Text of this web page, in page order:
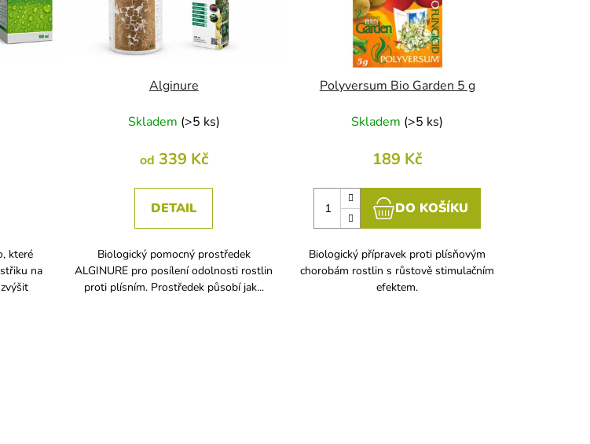
které
na
Alginure
Skladem (>5 ks)
od 339 Kč
DETAIL
Biologický pomocný prostředek
ALGINURE pro posílení odolnosti rostlin
proti plísním. Prostředek působí jak...
Polyversum Bio Garden 5 g
Skladem (>5 ks)
189 Kč
DO KOŠÍKU
Biologický přípravek proti plísňovým
chorobám rostlin s růstově stimulačním
efektem.